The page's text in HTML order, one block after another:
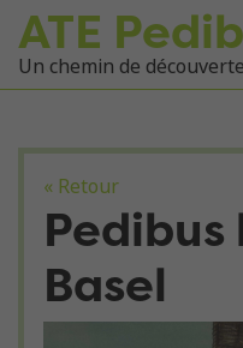
ATE
Un chemin de
« Retour
Basel